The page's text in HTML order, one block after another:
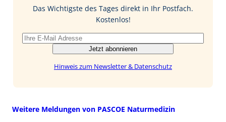
I
Das Wichtigste des Tages direkt in Ihr Postfach.
Kostenlos!
Jetzt abonnieren
Hinweis zum Newsletter & Datenschutz
Weitere Meldungen von PASCOE Naturmedizin